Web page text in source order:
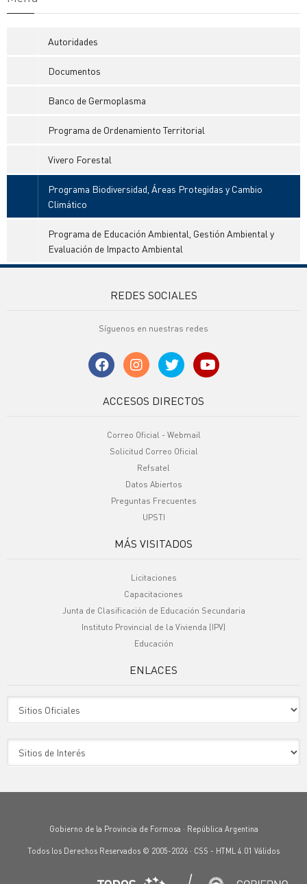
Autoridades
Documentos
Banco de Germoplasma
Programa de Ordenamiento Territorial
Vivero Forestal
Programa Biodiversidad, Áreas Protegidas y Cambio
Climático
Programa de Educación Ambiental, Gestión Ambiental y
Evaluación de Impacto Ambiental
REDES SOCIALES
Síguenos en nuestras redes
ACCESOS DIRECTOS
Correo Oficial - Webmail
Solicitud Correo Oficial
Refsatel
Datos Abiertos
Preguntas Frecuentes
UPSTI
MÁS VISITADOS
Licitaciones
Capacitaciones
Junta de Clasificación de Educación Secundaria
Instituto Provincial de la Vivienda (IPV)
Educación
ENLACES
Gobierno de la Provincia de Formosa · República Argentina
Todos los Derechos Reservados © 2005-2026 · CSS - HTML 4.01 Válidos